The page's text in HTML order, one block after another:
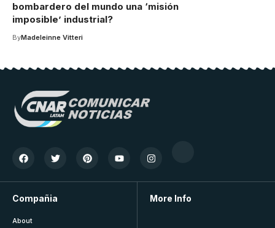
bombardero del mundo una ‘misión
imposible’ industrial?
ByMadeleinne Vitteri
Compañia
About
More Info